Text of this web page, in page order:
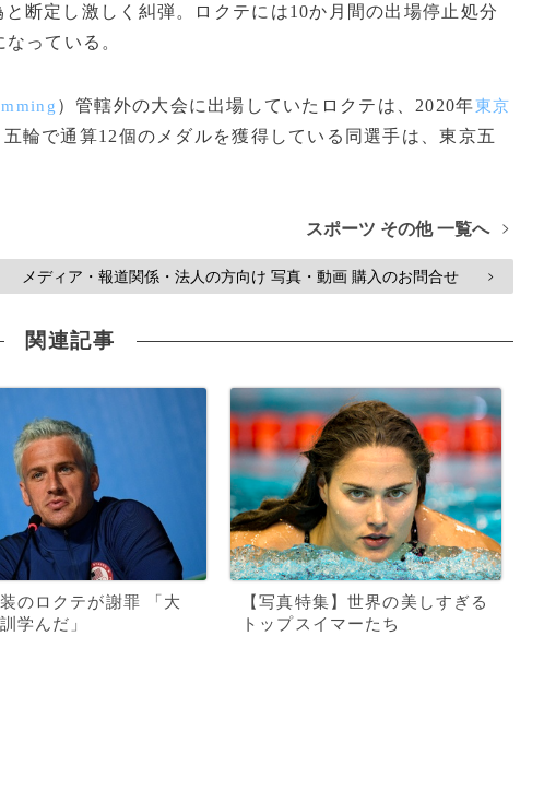
断定し激しく糾弾。ロクテには10か月間の出場停止処分
っている。
）管轄外の大会に出場していたロクテは、2020年東京
輪で通算12個のメダルを獲得している同選手は、東京五
スポーツ その他 一覧へ >
メディア・報道関係・法人の方向け 写真・動画 購入のお問合せ >
関連記事
のロクテが謝罪 「大
学んだ」
【写真特集】世界の美しすぎる
トップスイマーたち